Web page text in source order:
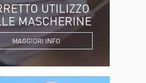
UTILIZZO
MASCHERINE
MAGGIORI INFO